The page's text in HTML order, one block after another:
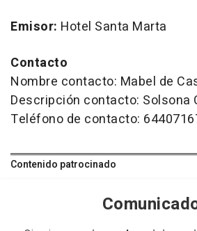
Emisor: Hotel Santa Marta
Contacto
Nombre contacto: Mabel de
Descripción contacto: Solsona
Teléfono de contacto:
Contenido patrocinado